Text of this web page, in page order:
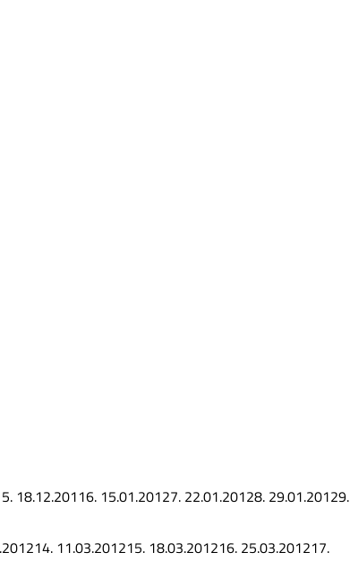
5. 18.12.20116. 15.01.20127. 22.01.20128. 29.01.20129.
14. 11.03.201215. 18.03.201216. 25.03.201217.